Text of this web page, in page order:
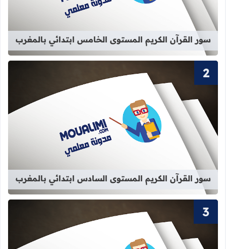
سور القرآن الكريم المستوى الخامس ابتدائي بالمغرب
قراءة المزيد عن سور القرآن
سور القرآن الكريم المستوى السادس ابتدائي بالمغرب